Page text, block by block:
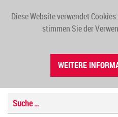
Diese Website verwendet
stimmen Sie der
WEITERE